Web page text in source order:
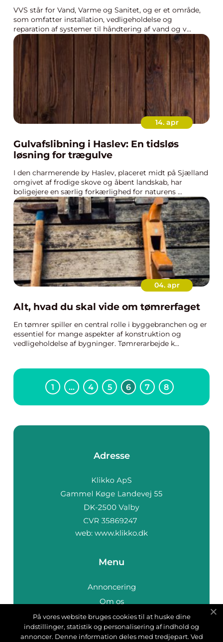
VVS står for Vand, Varme og Sanitet, og er et område,
som omfatter installation, vedligeholdelse og
reparation af systemer til håndtering af vand og v...
14. apr
Gulvafslibning i Haslev: En tidsløs
løsning for trægulve
I den charmerende by Haslev, placeret midt på Sjælland
omgivet af frodige skove og åbent landskab, har
boligejere en særlig forkærlighed for naturens ...
04. apr
Alt, hvad du skal vide om tømrerfaget
En tømrer spiller en central rolle i byggebranchen og er
essentiel for mange aspekter af konstruktion og
vedligeholdelse af bygninger. Tømrerarbejde k...
1 … 4 5 6 7 8
Adresse
web: www.klikko.dk
Menu
Annoncering
Om os
Cookies
Kontakt os
På vores website bruges cookies til at huske dine
indstillinger, statistik og personalisering af indhold og
annoncer. Denne information deles med tredjepart. Ved